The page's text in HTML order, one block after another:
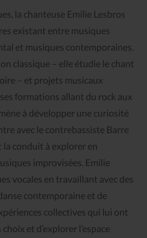
la chanteuse Emilie Lesbros
existant entre musiques
et musiques contemporaines.
classique – elle étudie le chant
– et projets musicaux
formations allant du rock aux
à développer une curiosité
avec le contrebassiste Barre
conduit à explorer en
improvisées. Emilie
vocales en travaillant avec des
contemporaine et de
collectives qui lui ont
et d’explorer l’espace